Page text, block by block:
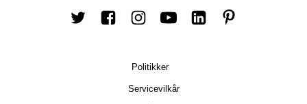
TwitterFacebookInstagram
YoutubeLinkedin
Politikker
Servicevilkår